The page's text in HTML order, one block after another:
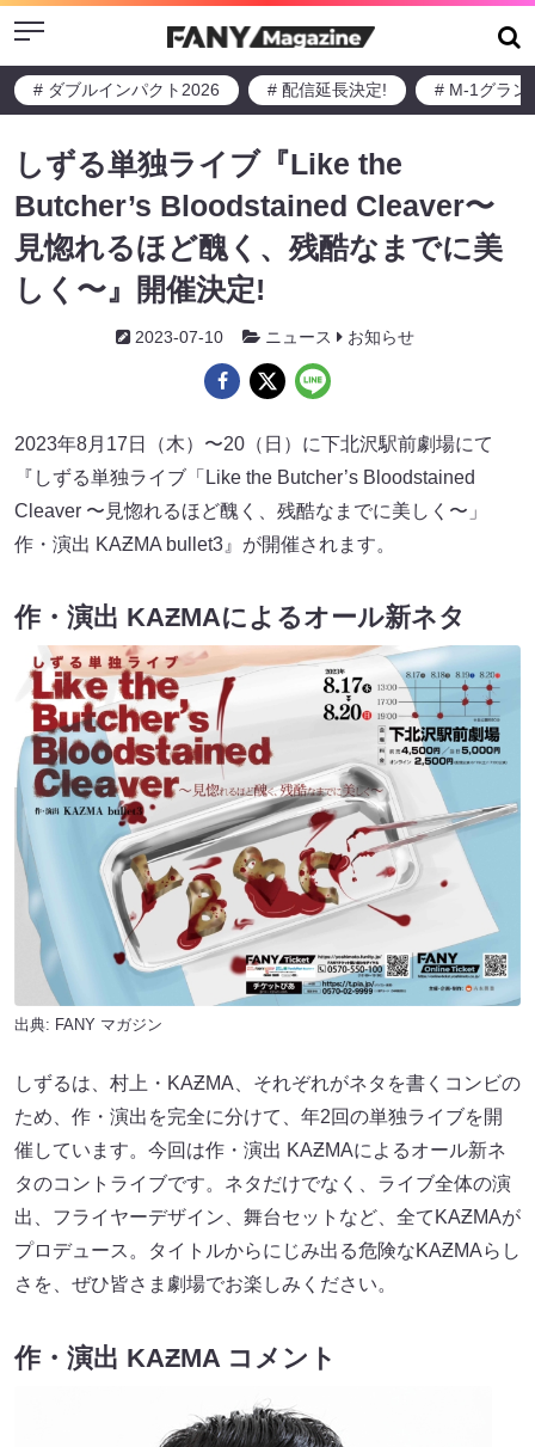
Menu
# ダブルインパクト2026 # 配信延長決定! # M-1グラン
しずる単独ライブ『Like the
Butcher’s Bloodstained Cleaver〜
見惚れるほど醜く、残酷なまでに美
しく〜』開催決定!
2023-07-10 ニュース お知らせ
2023年8月17日（木）〜20（日）に下北沢駅前劇場にて
『しずる単独ライブ「Like the Butcher’s Bloodstained
Cleaver 〜見惚れるほど醜く、残酷なまでに美しく〜」
作・演出 KAƵMA bullet3』が開催されます。
作・演出 KAƵMAによるオール新ネタ
出典: FANY マガジン
しずるは、村上・KAƵMA、それぞれがネタを書くコンビの
ため、作・演出を完全に分けて、年2回の単独ライブを開
催しています。今回は作・演出 KAƵMAによるオール新ネ
タのコントライブです。ネタだけでなく、ライブ全体の演
出、フライヤーデザイン、舞台セットなど、全てKAƵMAが
プロデュース。タイトルからにじみ出る危険なKAƵMAらし
さを、ぜひ皆さま劇場でお楽しみください。
作・演出 KAƵMA コメント